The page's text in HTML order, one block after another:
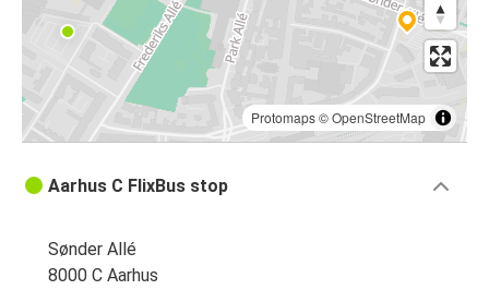
Protomaps©OpenStreetMap
Aarhus C FlixBus stop
Sønder Allé
8000 C Aarhus